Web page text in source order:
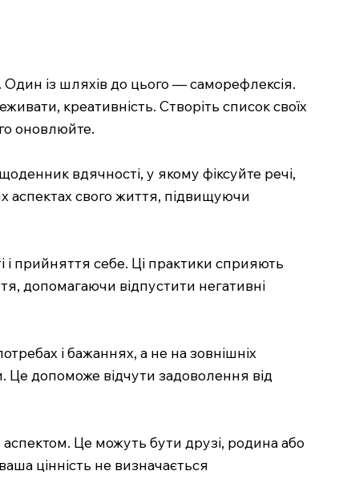
Один із шляхів до цього — саморефлексія.
креативність. Створіть список своїх
оновлюйте.
вдячності, у якому фіксуйте речі,
аспектах свого життя, підвищуючи
прийняття себе. Ці практики сприяють
допомагаючи відпустити негативні
і бажаннях, а не на зовнішніх
Це допоможе відчути задоволення від
Це можуть бути друзі, родина або
цінність не визначається